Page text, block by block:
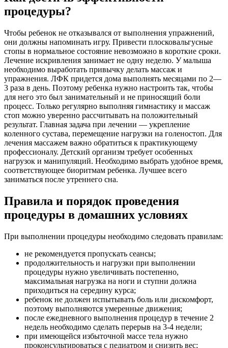
процедуры?
Чтобы ребенок не отказывался от выполнения упражнений,
они должны напоминать игру. Привести плосковальгусные
стопы в нормальное состояние невозможно в короткие сроки.
Лечение искривления занимает не одну неделю. У малыша
необходимо выработать привычку делать массаж и
упражнения. ЛФК придется дома выполнять месяцами по 2—
3 раза в день. Поэтому ребенка нужно настроить так, чтобы
для него это был занимательный и не приносящий боли
процесс. Только регулярно выполняя гимнастику и массаж
стоп можно уверенно рассчитывать на положительный
результат. Главная задача при лечении — укрепление
коленного сустава, перемещение нагрузки на голеностоп. Для
лечения массажем важно обратиться к практикующему
профессионалу. Детский организм требует особенных
нагрузок и манипуляций. Необходимо выбрать удобное время,
соответствующее биоритмам ребенка. Лучшее всего
заниматься после утреннего сна.
Правила и порядок проведения
процедуры в домашних условиях
При выполнении процедуры необходимо следовать правилам:
не рекомендуется пропускать сеансы;
продолжительность и нагрузки при выполнении
процедуры нужно увеличивать постепенно,
максимальная нагрузка на ноги и ступни должна
приходиться на середину курса;
ребенок не должен испытывать боль или дискомфорт,
поэтому выполняются умеренные движения;
после ежедневного выполнения процедур в течение 2
недель необходимо сделать перерыв на 3-4 недели;
при имеющейся избыточной массе тела нужно
проконсультироваться с педиатром и снизить вес;